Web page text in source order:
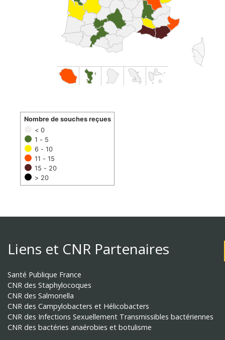
< 0
1 - 5
6 - 10
11 - 15
15 - 20
> 20
Nombre de souches reçues
Liens et CNR Partenaires
Santé Publique France
CNR des Staphylocoques
CNR des Salmonella
CNR des Campylobacters et Hélicobacters
CNR des Infections Sexuellement Transmissibles bactériennes
CNR des bactéries anaérobies et botulisme